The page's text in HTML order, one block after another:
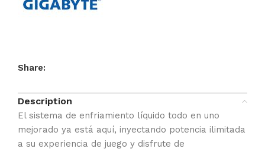
Share:
Description
El sistema de enfriamiento líquido todo en uno
mejorado ya está aquí, inyectando potencia ilimitada
a su experiencia de juego y disfrute de